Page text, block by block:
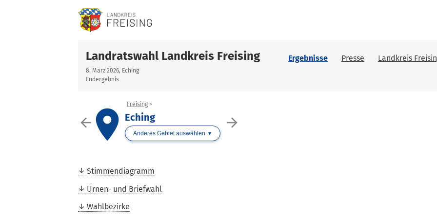
Landratswahl Landkreis Freising
8. März 2026, Eching
Endergebnis
Ergebnisse Presse Landkreis
arrow_back arrow_forward
place
Freising
Eching
Anderes Gebiet auswählen
Stimmendiagramm
Urnen- und Briefwahl
Wahlbezirke